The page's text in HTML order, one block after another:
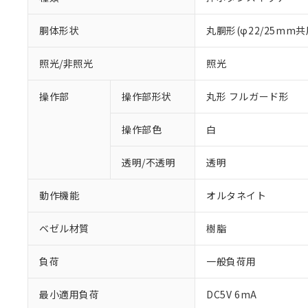
胴体形状 丸胴形(φ22/25mm共
照光/非照光 照光
操作部 操作部形状 丸形 フルガード形
操作部色 白
透明/不透明 透明
動作機能 オルタネイト
ベゼル材質 樹脂
負荷 一般負荷用
最小適用負荷 DC5V 6mA